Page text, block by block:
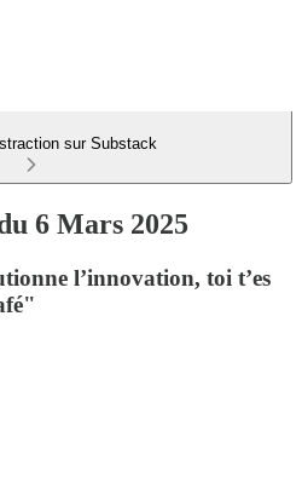
sur Substack
6 Mars 2025
l’innovation, toi t’es